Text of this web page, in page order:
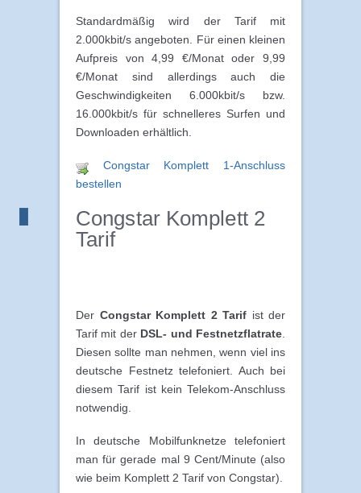
Standardmäßig wird der Tarif mit
2.000kbit/s angeboten. Für einen kleinen
Aufpreis von 4,99 €/Monat oder 9,99
€/Monat sind allerdings auch die
Geschwindigkeiten 6.000kbit/s bzw.
16.000kbit/s für schnelleres Surfen und
Downloaden erhältlich.
Congstar Komplett 1-Anschluss
bestellen
Congstar Komplett 2
Tarif
Der Congstar Komplett 2 Tarif ist der
Tarif mit der DSL- und Festnetzflatrate
Diesen sollte man nehmen, wenn viel ins
deutsche Festnetz telefoniert. Auch bei
diesem Tarif ist kein Telekom-Anschluss
notwendig.
In deutsche Mobilfunknetze telefoniert
man für gerade mal 9 Cent/Minute (also
wie beim Komplett 2 Tarif von Congstar).